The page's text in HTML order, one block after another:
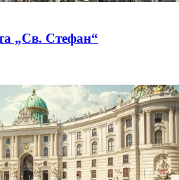
„Св. Стефан“